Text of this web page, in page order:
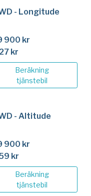
- Longitude
900 kr
kr
Beräkning
tjänstebil
- Altitude
900 kr
kr
Beräkning
tjänstebil